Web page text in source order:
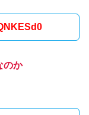
のか